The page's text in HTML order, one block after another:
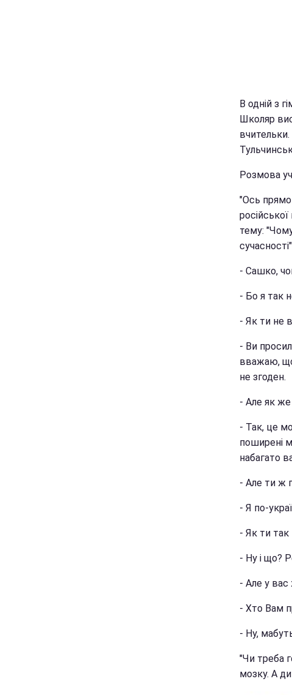
В одній з
Школяр
Розмова
"Ось прямо
тему:
- Сашко,
- Бо я так
- Як ти не
- Ви
вважаю,
не згоден.
- Але як
- Так, це
поширені
набагато
- Але ти ж
- Я по-
- Як ти
- Ну і що?
- Але у вас
- Хто Вам
- Ну,
"Чи треба
мозку. А